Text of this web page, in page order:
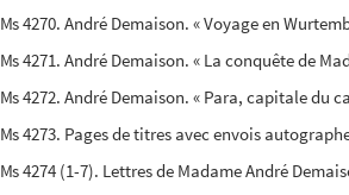
Ms 4270. André Demaison. « Voyage en
Ms 4271. André Demaison. « La conquête de
Ms 4272. André Demaison. « Para, capitale du
Ms 4273. Pages de titres avec envois
Ms 4274 (1-7). Lettres de Madame André